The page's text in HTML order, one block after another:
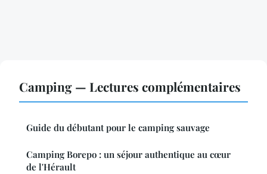
Camping — Lectures complémentaires
Guide du débutant pour le camping sauvage
Camping Borepo : un séjour authentique au cœur
de l'Hérault